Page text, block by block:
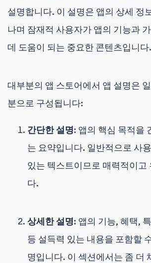
설명합니다. 이 설명은 앱의 상세 정
나며 잠재적 사용자가 앱의 기능과
데 도움이 되는 중요한 콘텐츠입니다.
대부분의 앱 스토어에서 앱 설명은
분으로 구성됩니다:
간단한 설명: 앱의 핵심 목적을
는 요약입니다. 일반적으로 사
있는 텍스트이므로 매력적이고
다.
상세한 설명: 앱의 기능, 혜택,
등 설득력 있는 내용을 포함할
명입니다. 이 섹션에서는 좀 더